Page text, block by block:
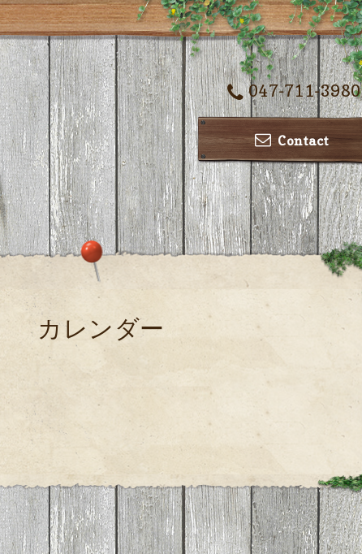
047-711-3980
Contact
カレンダー